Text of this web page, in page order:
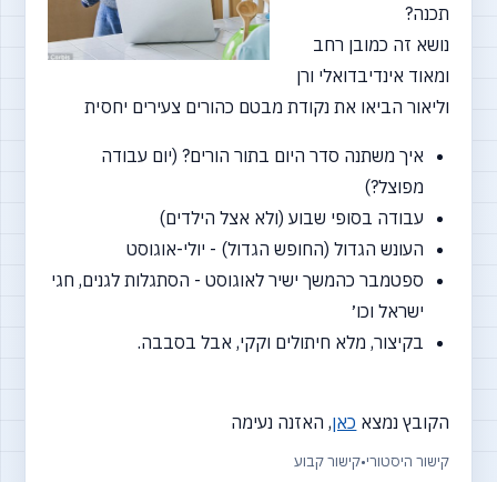
תכנה?
נושא זה כמובן רחב
ומאוד אינדיבדואלי ורן
וליאור הביאו את נקודת מבטם כהורים צעירים יחסית
איך משתנה סדר היום בתור הורים? (יום עבודה
מפוצל?)
עבודה בסופי שבוע (ולא אצל הילדים)
העונש הגדול (החופש הגדול) - יולי-אוגוסט
ספטמבר כהמשך ישיר לאוגוסט - הסתגלות לגנים, חגי
ישראל וכו׳
בקיצור, מלא חיתולים וקקי, אבל בסבבה.
הקובץ נמצא כאן, האזנה נעימה
קישור היסטורי•קישור קבוע